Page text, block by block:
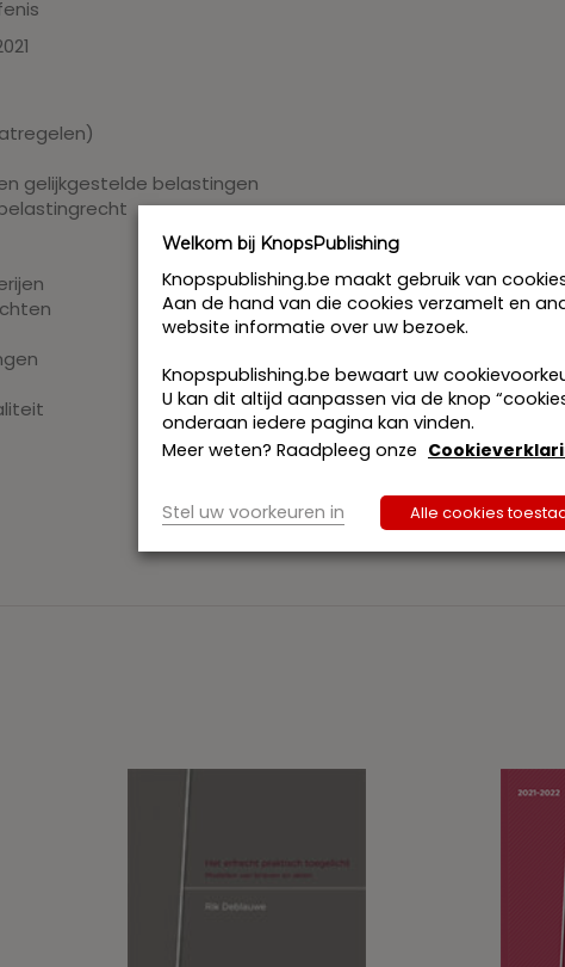
gelijkgestelde belastingen
Welkom bij KnopsPublishing
Knopspublishing.be maakt gebruik van
Aan de hand van die cookies verzamelt en
website informatie over uw bezoek.
Knopspublishing.be bewaart uw
U kan dit altijd aanpassen via de knop
onderaan iedere pagina kan vinden.
Meer weten? Raadpleeg onze
Stel uw voorkeuren in Alle cookies